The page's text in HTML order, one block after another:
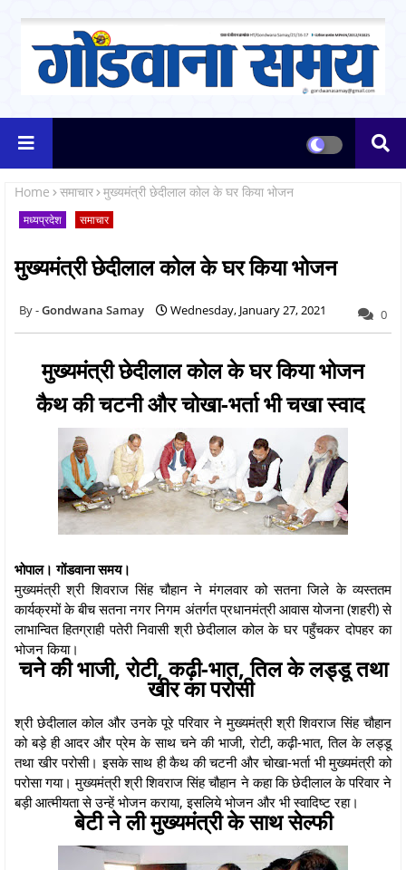
Home समाचार मुख्यमंत्री छेदीलाल कोल के घर किया भोजन
मध्यप्रदेश समाचार
मुख्यमंत्री छेदीलाल कोल के घर किया भोजन
Gondwana Samay Wednesday, January 27, 2021 0
मुख्यमंत्री छेदीलाल कोल के घर किया भोजन
कैथ की चटनी और चोखा-भर्ता भी चखा स्वाद
भोपाल। गोंडवाना समय।
मुख्यमंत्री श्री शिवराज सिंह चौहान ने मंगलवार को सतना जिले के व्यस्ततम
कार्यक्रमों के बीच सतना नगर निगम अंतर्गत प्रधानमंत्री आवास योजना (शहरी) से
लाभान्वित हितग्राही पतेरी निवासी श्री छेदीलाल कोल के घर पहुँचकर दोपहर का
भोजन किया।
चने की भाजी, रोटी, कढ़ी-भात, तिल के लड्डू तथा
खीर का परोसी
श्री छेदीलाल कोल और उनके पूरे परिवार ने मुख्यमंत्री श्री शिवराज सिंह चौहान
को बड़े ही आदर और प्रेम के साथ चने की भाजी, रोटी, कढ़ी-भात, तिल के लड्डू
तथा खीर परोसी। इसके साथ ही कैथ की चटनी और चोखा-भर्ता भी मुख्यमंत्री को
परोसा गया। मुख्यमंत्री श्री शिवराज सिंह चौहान ने कहा कि छेदीलाल के परिवार ने
बड़ी आत्मीयता से उन्हें भोजन कराया, इसलिये भोजन और भी स्वादिष्ट रहा।
बेटी ने ली मुख्यमंत्री के साथ सेल्फी